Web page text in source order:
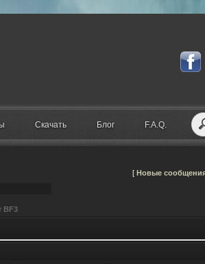
Скачать Блог F.A.Q.
[ Новые
BF3